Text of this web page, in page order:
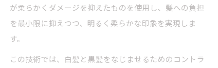
が柔らかくダメージを抑えたものを使用し、髪への負担
を最小限に抑えつつ、明るく柔らかな印象を実現しま
す。
この技術では、白髪と黒髪をなじませるためのコントラ